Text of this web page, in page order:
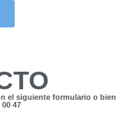
el siguiente formulario o bien
47